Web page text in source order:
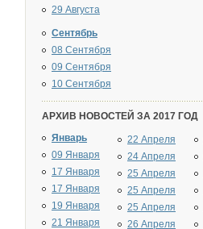
29 Августа
Сентябрь
08 Сентября
09 Сентября
10 Сентября
АРХИВ НОВОСТЕЙ ЗА 2017 ГОД
Январь
09 Января
17 Января
17 Января
19 Января
21 Января
22 Апреля
24 Апреля
25 Апреля
25 Апреля
25 Апреля
26 Апреля